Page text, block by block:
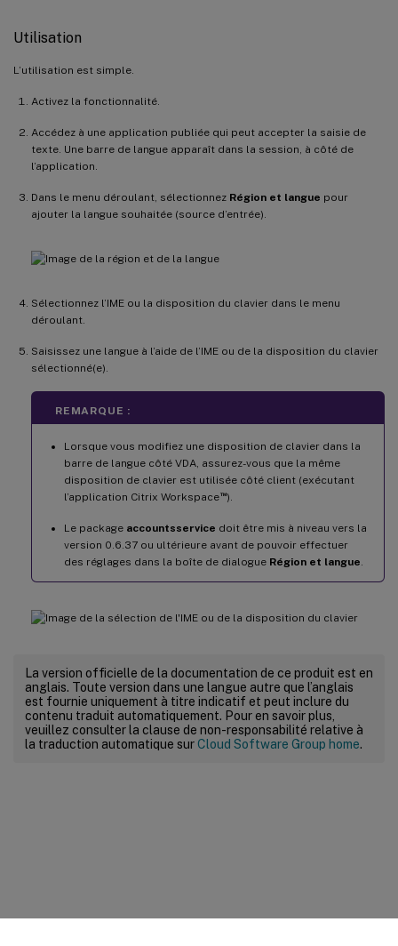
Utilisation
L’utilisation est simple.
Activez la fonctionnalité.
Accédez à une application publiée qui peut accepter la saisie de
texte. Une barre de langue apparaît dans la session, à côté de
l’application.
Dans le menu déroulant, sélectionnez Région et langue pour
ajouter la langue souhaitée (source d’entrée).
Sélectionnez l’IME ou la disposition du clavier dans le menu
déroulant.
Saisissez une langue à l’aide de l’IME ou de la disposition du clavier
sélectionné(e).
REMARQUE :
Lorsque vous modifiez une disposition de clavier dans la
barre de langue côté VDA, assurez-vous que la même
disposition de clavier est utilisée côté client (exécutant
l’application Citrix Workspace™).
Le package accountsservice doit être mis à niveau vers la
version 0.6.37 ou ultérieure avant de pouvoir effectuer
des réglages dans la boîte de dialogue Région et langue
La version officielle de la documentation de ce produit est en
anglais. Toute version dans une langue autre que l’anglais
est fournie uniquement à titre indicatif et peut inclure du
contenu traduit automatiquement. Pour en savoir plus,
veuillez consulter la clause de non-responsabilité relative à
la traduction automatique surCloud Software Group home.